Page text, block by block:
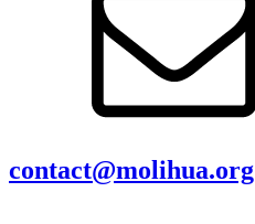
contact@molihua.org